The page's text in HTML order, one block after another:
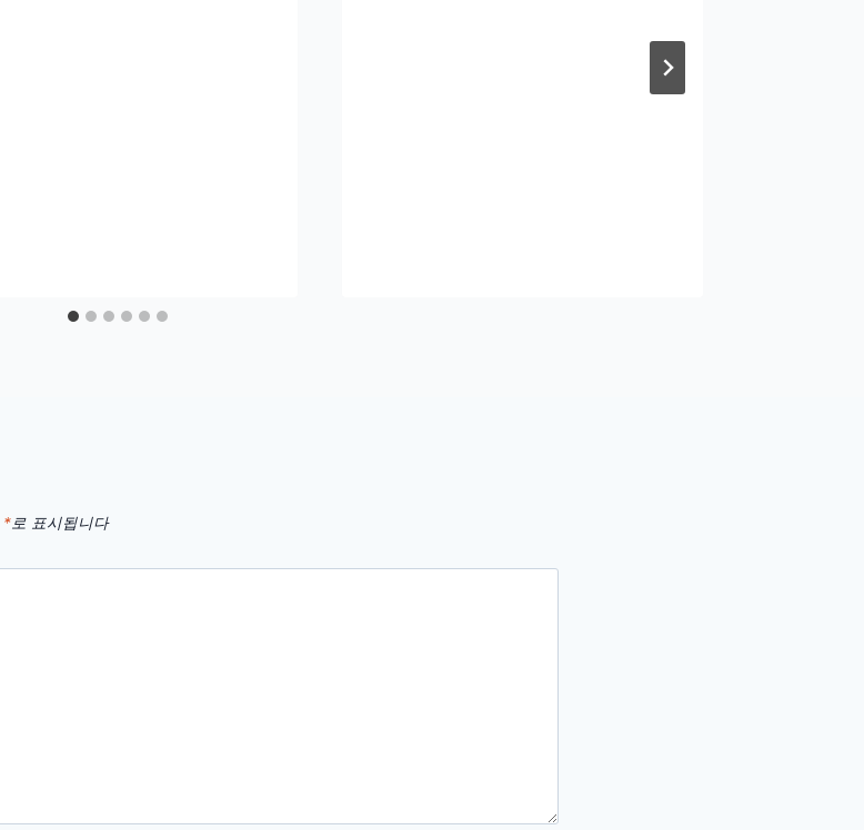
*로 표시됩니다